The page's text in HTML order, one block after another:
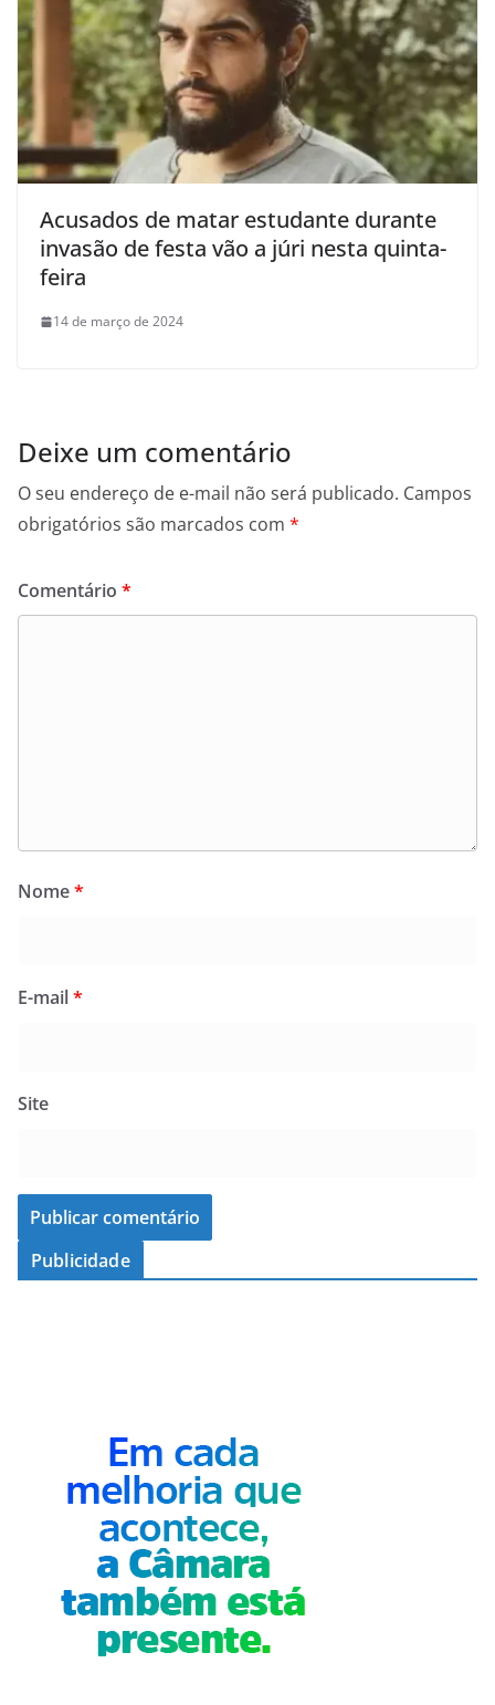
Acusados de matar estudante durante
invasão de festa vão a júri nesta quinta-
feira
14 de março de 2024
Deixe um comentário
O seu endereço de e-mail não será publicado. Campos
obrigatórios são marcados com *
Comentário *
Nome*
E-mail*
Site
Publicidade